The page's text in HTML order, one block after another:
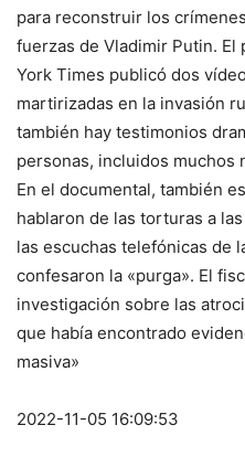
para reconstruir los
fuerzas de Vladimir Putin. El
York Times publicó dos
martirizadas en la invasión
también hay testimonios
personas, incluidos muchos
En el documental, también
hablaron de las torturas a
las escuchas telefónicas de
confesaron la «purga». El
investigación sobre las
que había encontrado
masiva»
2022-11-05 16:09:53